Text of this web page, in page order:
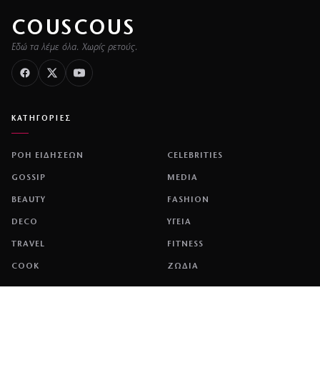
COUSCOUS
Εδώ τα λέμε όλα. Χωρίς ρετούς.
ΚΑΤΗΓΟΡΙΕΣ
ΡΟΗ ΕΙΔΗΣΕΩΝ CELEBRITIES
GOSSIP MEDIA
BEAUTY FASHION
DECO ΥΓΕΙΑ
TRAVEL FITNESS
COOK ΖΩΔΙΑ